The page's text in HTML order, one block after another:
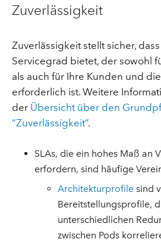
Zuverlässigkeit
Zuverlässigkeit stellt sicher,
Servicegrad bietet, der sowohl
als auch für Ihre Kunden und
erforderlich ist. Weitere
der Übersicht über den
“Zuverlässigkeit”.
SLAs, die ein hohes Maß an
erfordern, sind häufige
Architekturprofile sind
Bereitstellungsprofile,
unterschiedlichen
zwischen Pods